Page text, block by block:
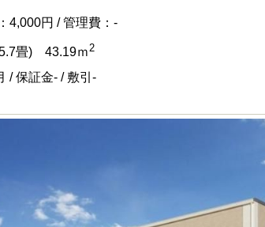
4,000円 / 管理費：-
畳) 43.19ｍ2
/ 保証金- / 敷引-